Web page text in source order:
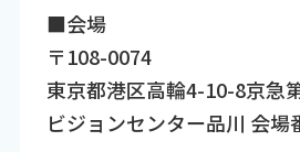
■会場
〒108-0074
東京都港区高輪4-10-8京急
ビジョンセンター品川 会場